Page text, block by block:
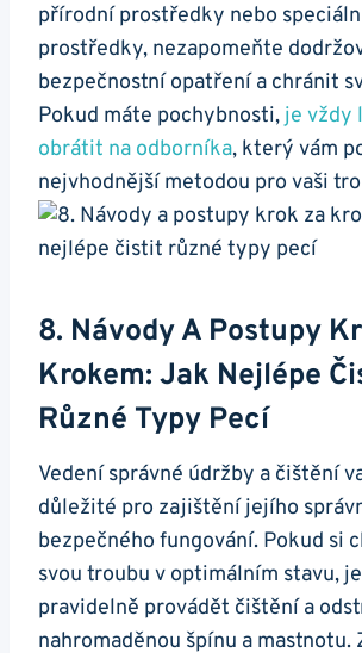
přírodní​ prostředky nebo
prostředky, nezapomeňte
bezpečnostní opatření a‌ chránit
Pokud máte pochybnosti, je vždy
obrátit na odborníka, který vám
nejvhodnější metodou pro vaši
8. Návody A​ Postupy
Krokem: ‌Jak Nejlépe
Různé Typy Pecí
Vedení správné údržby ⁣a ⁤čištění
důležité pro zajištění jejího
bezpečného fungování. Pokud si
svou⁤ troubu v ⁣optimálním stavu,
pravidelně provádět čištění a
nahromaděnou špínu a mastnotu.⁢